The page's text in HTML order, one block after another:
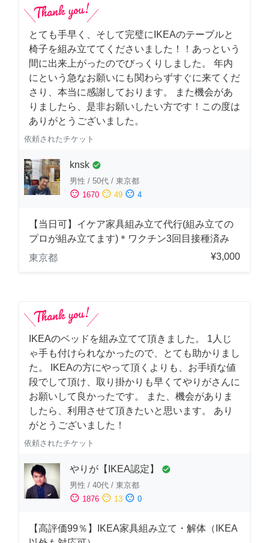
とても手早く、そして完璧にIKEAのテーブルと
椅子を組み立ててくださいました！！あっという
間に出来上がったのでびっくりしました。 年内
にという急なお願いにも関わらずすぐに来てくだ
さり、本当に感謝しております。 また機会があ
りましたら、是非お願いしたい方です！この度は
ありがとうございました。
依頼されたチケット
knsk check_circle
男性 / 50代 / 東京都
sentiment_satisfied 1670 sentiment_neutral 49 sentiment_dissatisfied 4
【当日可】イケア家具組み立て代行(組み立ての
プロが組み立てます)＊ワクチン3回目接種済み
東京都
¥3,000
IKEAのベッドを組み立てて頂きました。 1人じ
ゃ手も付けられなかったので、とても助かりまし
た。 IKEAの方にやって頂くよりも、お手頃な値
段でして頂け、取り掛かりも早くてやりがさんに
お願いして良かったです。 また、機会がありま
したら、利用させて頂きたいと思います。 あり
がとうございました！
依頼されたチケット
やりが【IKEA認定】 check_circle
男性 / 40代 / 東京都
sentiment_satisfied 1876 sentiment_neutral 13 sentiment_dissatisfied 0
【高評価99％】IKEA家具組み立て・解体（IKEA